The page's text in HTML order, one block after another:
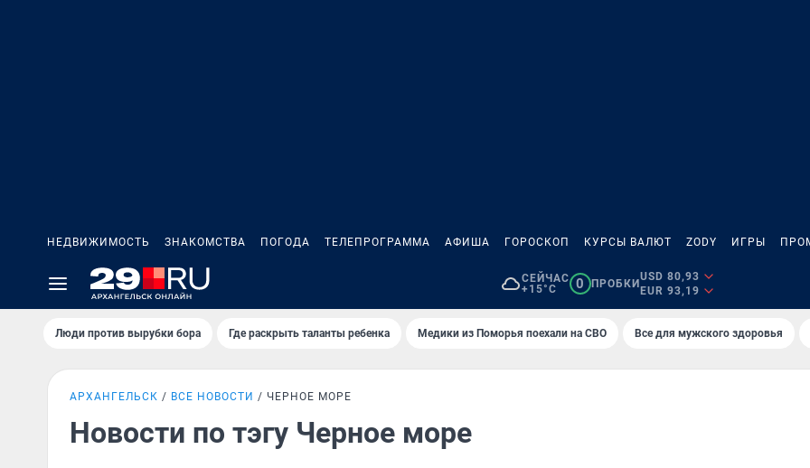
НЕДВИЖИМОСТЬ ЗНАКОМСТВА ПОГОДА ТЕЛЕПРОГРАММА АФИША ГОРОСКОП КУРСЫ ВАЛЮТ ZODY ИГРЫ
СЕЙЧАС
+15°C
0 ПРОБКИ
USD 80,93
EUR 93,19
Люди против вырубки бора Где раскрыть таланты ребенка Медики из Поморья поехали на СВО Все для мужского здоровья
АРХАНГЕЛЬСК ВСЕ НОВОСТИ ЧЕРНОЕ МОРЕ
Новости по тэгу Черное море